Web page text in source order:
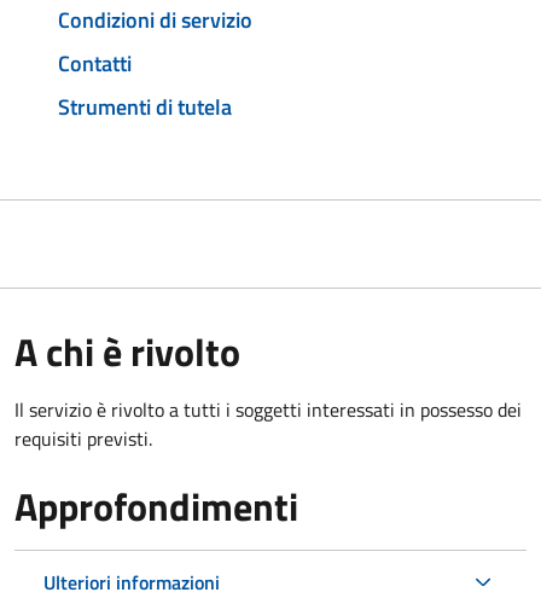
Condizioni di servizio
Contatti
Strumenti di tutela
A chi è rivolto
Il servizio è rivolto a tutti i soggetti interessati in possesso dei
requisiti previsti.
Approfondimenti
Ulteriori informazioni